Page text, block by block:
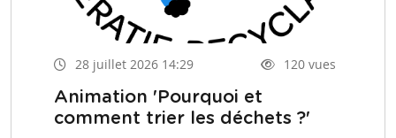
28 juillet 2026 14:29 120 vues
Animation 'Pourquoi et
comment trier les déchets ?'